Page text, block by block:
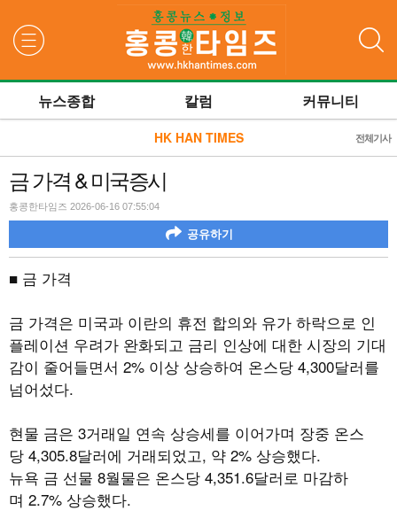
뉴스종합 칼럼 커뮤니티
HK HAN TIMES 전체기사
금 가격 & 미국증시
홍콩한타임즈 2026-06-16 07:55:04
공유하기
■ 금 가격
금 가격은 미국과 이란의 휴전 합의와 유가 하락으로 인
플레이션 우려가 완화되고 금리 인상에 대한 시장의 기대
감이 줄어들면서 2% 이상 상승하여 온스당 4,300달러를
넘어섰다.
현물 금은 3거래일 연속 상승세를 이어가며 장중 온스
당 4,305.8달러에 거래되었고, 약 2% 상승했다.
뉴욕 금 선물 8월물은 온스당 4,351.6달러로 마감하
며 2.7% 상승했다.